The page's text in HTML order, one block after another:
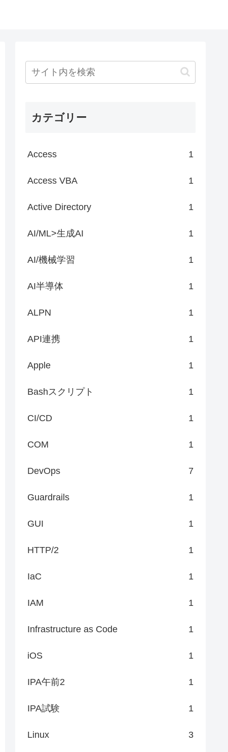
カテゴリー
Access 1
Access VBA 1
Active Directory 1
AI/ML>生成AI 1
AI/機械学習 1
AI半導体 1
ALPN 1
API連携 1
Apple 1
Bashスクリプト 1
CI/CD 1
COM 1
DevOps 7
Guardrails 1
GUI 1
HTTP/2 1
IaC 1
IAM 1
Infrastructure as Code 1
iOS 1
IPA午前2 1
IPA試験 1
Linux 3